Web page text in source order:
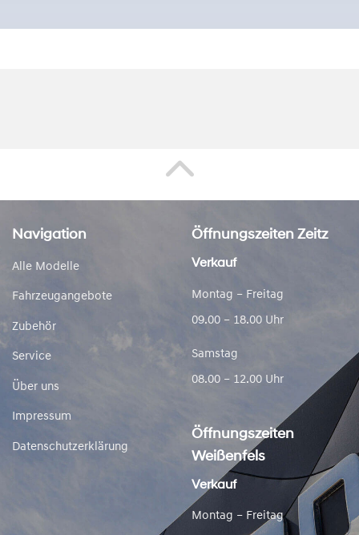
Navigation
Alle Modelle
Fahrzeugangebote
Zubehör
Service
Über uns
Impressum
Datenschutzerklärung
Öffnungszeiten Zeitz
Verkauf
Montag – Freitag
09.00 – 18.00 Uhr
Samstag
08.00 – 12.00 Uhr
Öffnungszeiten
Weißenfels
Verkauf
Montag – Freitag